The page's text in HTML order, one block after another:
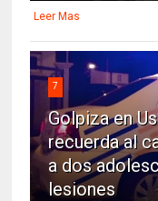
Leer Mas
7
Golpiza en
recuerda al
a dos
lesiones